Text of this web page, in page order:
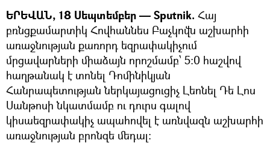
ԵՐԵՎԱՆ, 18 Սեպտեմբեր — Sputnik. Հայ
բռնցքամարտիկ Հովհաննես Բաչկովն աշխարհի
առաջնության քառորդ եզրափակիչում
մրցավարների միաձայն որոշմամբ՝ 5:0 հաշվով
հաղթանակ է տոնել Դոմինիկյան
Հանրապետության ներկայացուցիչ Լեոնել Դե Լոս
Սանթոսի նկատմամբ ու դուրս գալով
կիսաեզրափակիչ ապահովել է առնվազն աշխարհի
առաջնության բրոնզե մեդալ: